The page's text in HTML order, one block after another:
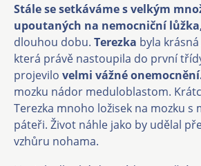
Stále se setkáváme s velkým
upoutaných na nemocniční
dlouhou dobu. Terezka byla
která právě nastoupila do první
projevilo velmi vážné
mozku nádor meduloblastom.
Terezka mnoho ložisek na mozku s
páteři. Život náhle jako by udělal
vzhůru nohama.